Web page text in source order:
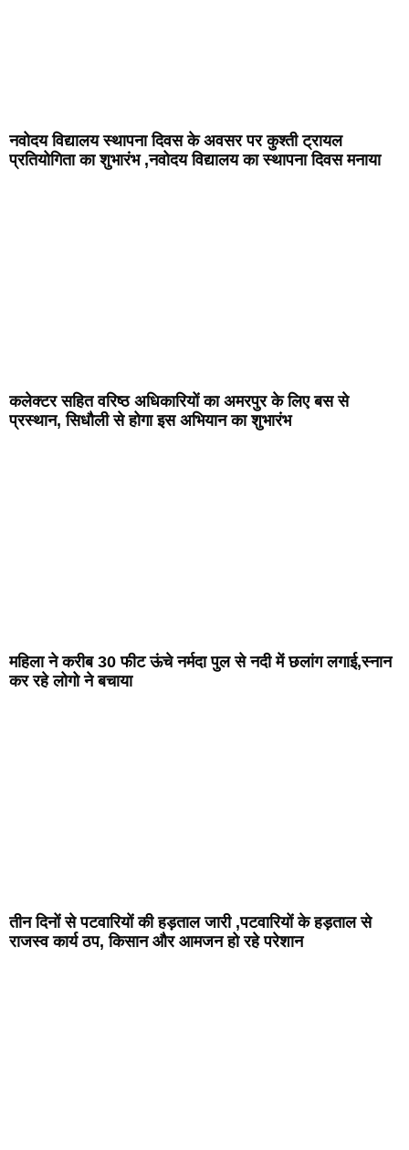
नवोदय विद्यालय स्थापना दिवस के अवसर पर कुश्ती ट्रायल
प्रतियोगिता का शुभारंभ ,नवोदय विद्यालय का स्थापना दिवस मनाया
कलेक्टर सहित वरिष्ठ अधिकारियों का अमरपुर के लिए बस से
प्रस्थान, सिधौली से होगा इस अभियान का शुभारंभ
महिला ने करीब 30 फीट ऊंचे नर्मदा पुल से नदी में छलांग लगाई,स्नान
कर रहे लोगो ने बचाया
तीन दिनों से पटवारियों की हड़ताल जारी ,पटवारियों के हड़ताल से
राजस्व कार्य ठप, किसान और आमजन हो रहे परेशान